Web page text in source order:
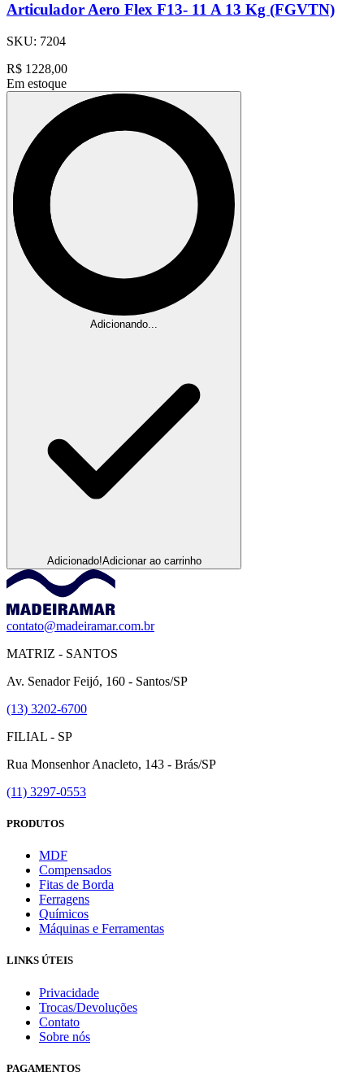
Articulador Aero Flex F13- 11 A 13 Kg (FGVTN)
SKU: 7204
R$ 1228,00
Em estoque
Adicionando...
Adicionado!Adicionar ao carrinho
contato@madeiramar.com.br
MATRIZ - SANTOS
Av. Senador Feijó, 160 - Santos/SP
(13) 3202-6700
FILIAL - SP
Rua Monsenhor Anacleto, 143 - Brás/SP
(11) 3297-0553
PRODUTOS
MDF
Compensados
Fitas de Borda
Ferragens
Químicos
Máquinas e Ferramentas
LINKS ÚTEIS
Privacidade
Trocas/Devoluções
Contato
Sobre nós
PAGAMENTOS